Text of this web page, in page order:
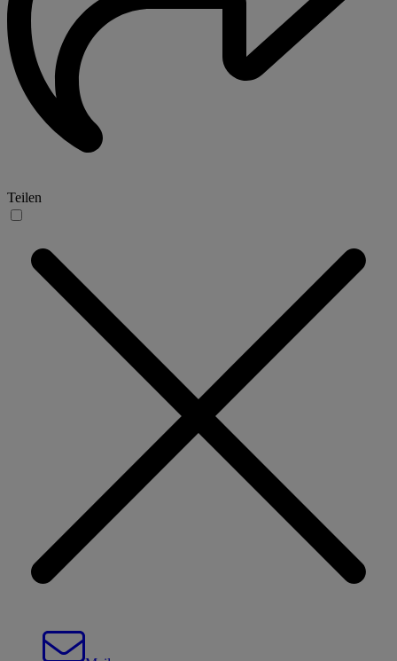
Teilen